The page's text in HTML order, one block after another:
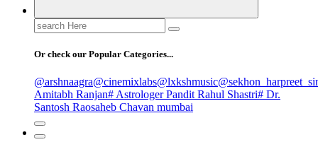
Search
for:
Or check our Popular Categories...
@arshnaagra@cinemixlabs@lxkshmusic
Amitabh Ranjan# Astrologer Pandit Rahul Shastri# Dr.
Santosh Raosaheb Chavan mumbai